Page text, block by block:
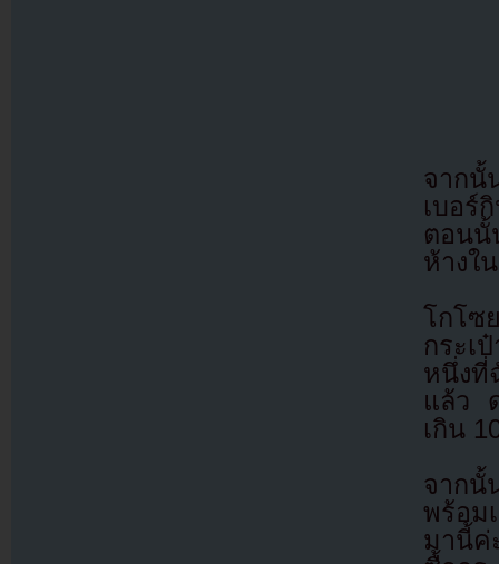
จากนั้
เบอร์
ตอนนั้
ห้างใ
โกโซ
กระเ
หนึ่งที่
แล้ว
เกิน
จากนั้
พร้อม
มานี้ค่